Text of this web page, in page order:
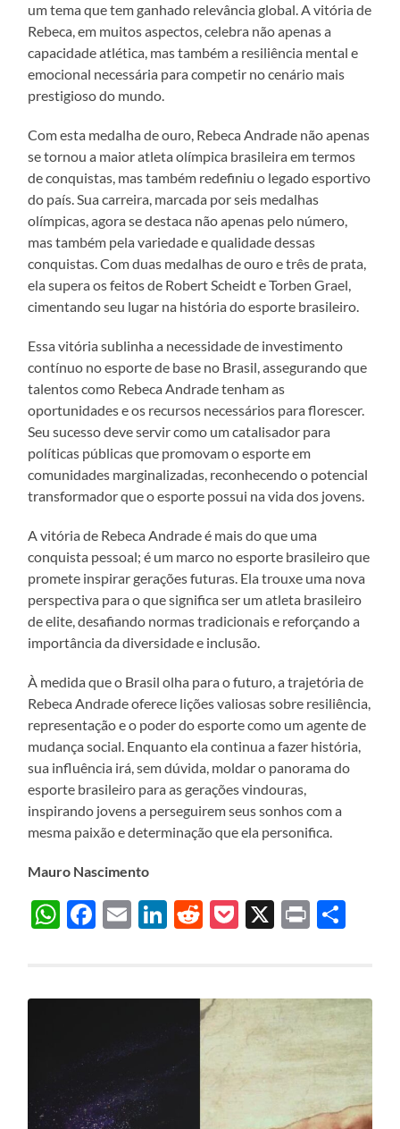
um tema que tem ganhado relevância global. A vitória de
Rebeca, em muitos aspectos, celebra não apenas a
capacidade atlética, mas também a resiliência mental e
emocional necessária para competir no cenário mais
prestigioso do mundo.
Com esta medalha de ouro, Rebeca Andrade não apenas
se tornou a maior atleta olímpica brasileira em termos
de conquistas, mas também redefiniu o legado esportivo
do país. Sua carreira, marcada por seis medalhas
olímpicas, agora se destaca não apenas pelo número,
mas também pela variedade e qualidade dessas
conquistas. Com duas medalhas de ouro e três de prata,
ela supera os feitos de Robert Scheidt e Torben Grael,
cimentando seu lugar na história do esporte brasileiro.
Essa vitória sublinha a necessidade de investimento
contínuo no esporte de base no Brasil, assegurando que
talentos como Rebeca Andrade tenham as
oportunidades e os recursos necessários para florescer.
Seu sucesso deve servir como um catalisador para
políticas públicas que promovam o esporte em
comunidades marginalizadas, reconhecendo o potencial
transformador que o esporte possui na vida dos jovens.
A vitória de Rebeca Andrade é mais do que uma
conquista pessoal; é um marco no esporte brasileiro que
promete inspirar gerações futuras. Ela trouxe uma nova
perspectiva para o que significa ser um atleta brasileiro
de elite, desafiando normas tradicionais e reforçando a
importância da diversidade e inclusão.
À medida que o Brasil olha para o futuro, a trajetória de
Rebeca Andrade oferece lições valiosas sobre resiliência,
representação e o poder do esporte como um agente de
mudança social. Enquanto ela continua a fazer história,
sua influência irá, sem dúvida, moldar o panorama do
esporte brasileiro para as gerações vindouras,
inspirando jovens a perseguirem seus sonhos com a
mesma paixão e determinação que ela personifica.
Mauro Nascimento
WhatsApp
Facebook
EmailLinkedIn
Reddit
Pocket
X Print